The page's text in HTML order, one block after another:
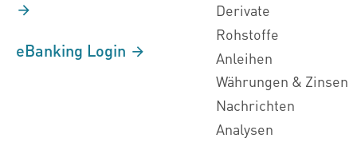
eBanking Login
Derivate
Rohstoffe
Anleihen
Währungen & Zinsen
Nachrichten
Analysen